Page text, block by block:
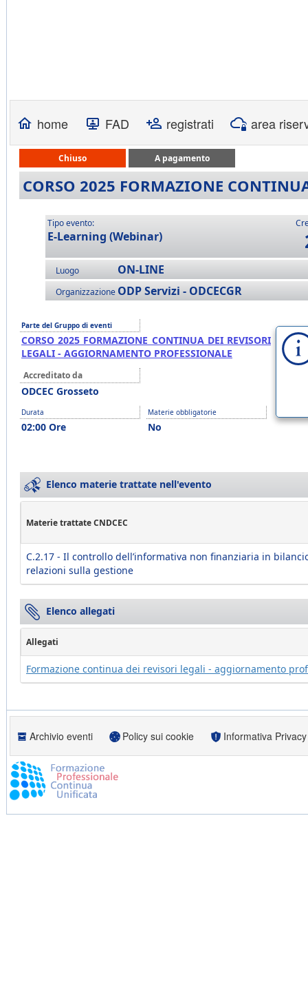
home FAD registrati area
Chiuso A pagamento
CORSO 2025 FORMAZIONE
Tipo evento:
E-Learning (Webinar)
Luogo ON-LINE
Organizzazione ODP Servizi - ODCECGR
Parte del Gruppo di eventi
CORSO 2025 FORMAZIONE CONTINUA DEI REVISORI
LEGALI - AGGIORNAMENTO PROFESSIONALE
Accreditato da
ODCEC Grosseto
Durata
02:00 Ore
Materie obbligatorie
No
Elenco materie trattate nell'evento
Materie trattate CNDCEC
C.2.17 - Il controllo dell’informativa non finanziaria in
relazioni sulla gestione
Elenco allegati
Allegati
Formazione continua dei revisori legali - aggiornamento
Archivio eventi Policy sui cookie Informativa Privacy